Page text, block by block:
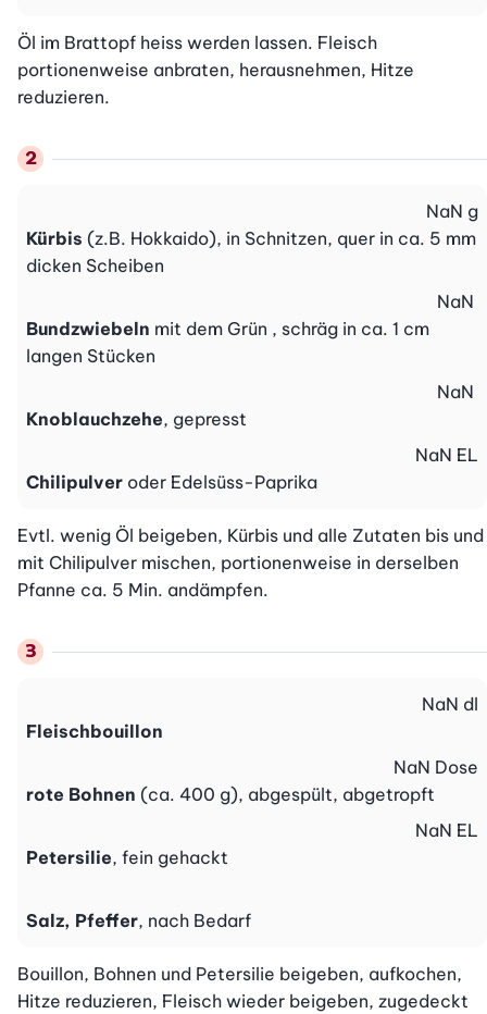
Öl im Brattopf heiss werden lassen. Fleisch
portionenweise anbraten, herausnehmen, Hitze
reduzieren.
Kürbis (z.B. Hokkaido), in Schnitzen, quer in ca. 5 mm
dicken Scheiben
NaN g
Bundzwiebeln mit dem Grün , schräg in ca. 1 cm
langen Stücken
NaN
Knoblauchzehe, gepresst
NaN
Chilipulver oder Edelsüss-Paprika
NaN EL
Evtl. wenig Öl beigeben, Kürbis und alle Zutaten bis und
mit Chilipulver mischen, portionenweise in derselben
Pfanne ca. 5 Min. andämpfen.
Fleischbouillon
NaN dl
rote Bohnen (ca. 400 g), abgespült, abgetropft
NaN Dose
Petersilie, fein gehackt
NaN EL
Salz, Pfeffer, nach Bedarf
Bouillon, Bohnen und Petersilie beigeben, aufkochen,
Hitze reduzieren, Fleisch wieder beigeben, zugedeckt